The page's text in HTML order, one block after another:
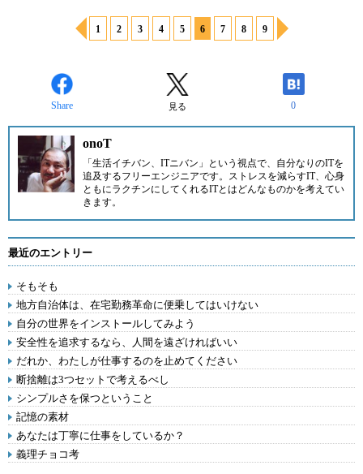
1 2 3 4 5 6 7 8 9
Share 見る 0
onoT
「生活イチバン、ITニバン」という視点で、自分なりのITを
追及するフリーエンジニアです。ストレスを減らすIT、心身
ともにラクチンにしてくれるITとはどんなものかを考えてい
きます。
最近のエントリー
そもそも
地方自治体は、在宅勤務革命に便乗してはいけない
自分の世界をインストールしてみよう
安全性を追求するなら、人間を遠ざければいい
だれか、わたしが仕事するのを止めてください
断捨離は3つセットで考えるべし
シンプルさを保つということ
記憶の素材
あなたは丁寧に仕事をしているか？
義理チョコ考